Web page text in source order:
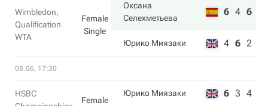
Wimbledon,
Qualification
WTA
Female
Single
Оксана
Селехметьева
6 4 6
Юрико Миязаки 4 6 2
08.06, 17:30
HSBC
Female
Юрико Миязаки 6 3 4